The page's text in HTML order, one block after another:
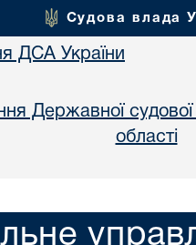
Судова влада
ДСА України
Державної судової
областi